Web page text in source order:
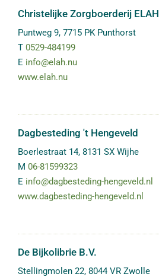
Christelijke Zorgboerderij ELAH
Puntweg 9, 7715 PK Punthorst
T 0529-484199
E info@elah.nu
www.elah.nu
Dagbesteding 't Hengeveld
Boerlestraat 14, 8131 SX Wijhe
M 06-81599323
E info@dagbesteding-hengeveld.nl
www.dagbesteding-hengeveld.nl
De Bijkolibrie B.V.
Stellingmolen 22, 8044 VR Zwolle